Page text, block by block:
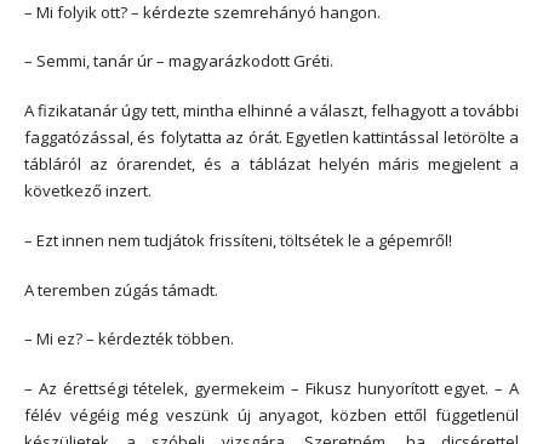
– Mi folyik ott? – kérdezte szemrehányó hangon.
– Semmi, tanár úr – magyarázkodott Gréti.
A fizikatanár úgy tett, mintha elhinné a választ, felhagyott a további
faggatózással, és folytatta az órát. Egyetlen kattintással letörölte a
tábláról az órarendet, és a táblázat helyén máris megjelent a
következő inzert.
– Ezt innen nem tudjátok frissíteni, töltsétek le a gépemről!
A teremben zúgás támadt.
– Mi ez? – kérdezték többen.
– Az érettségi tételek, gyermekeim – Fikusz hunyorított egyet. – A
félév végéig még veszünk új anyagot, közben ettől függetlenül